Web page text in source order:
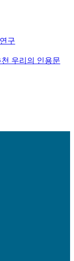
구
우리의 인용문